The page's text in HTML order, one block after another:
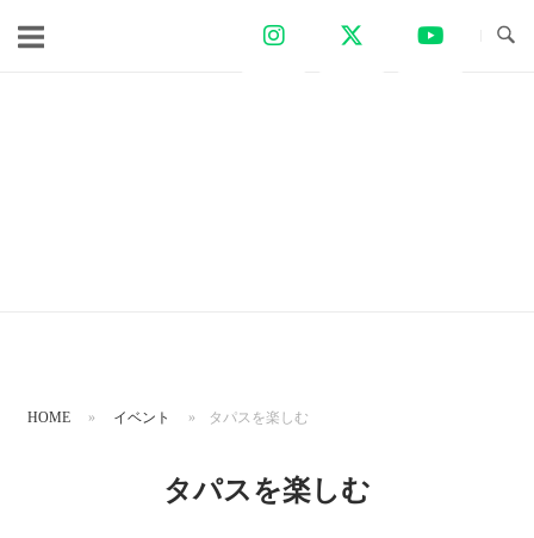
HOME » イベント » タパスを楽しむ
タパスを楽しむ